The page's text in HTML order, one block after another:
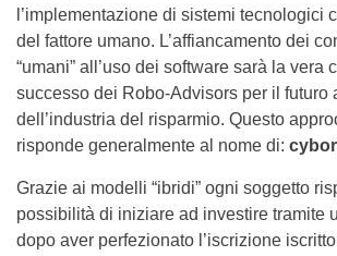
l’implementazione di sistemi tecnologici
del fattore umano. L’affiancamento dei
“umani” all’uso dei software sarà la vera
successo dei Robo-Advisors per il futuro
dell’industria del risparmio. Questo
risponde generalmente al nome di:
Grazie ai modelli “ibridi” ogni soggetto
possibilità di iniziare ad investire tramite
dopo aver perfezionato l’iscrizione